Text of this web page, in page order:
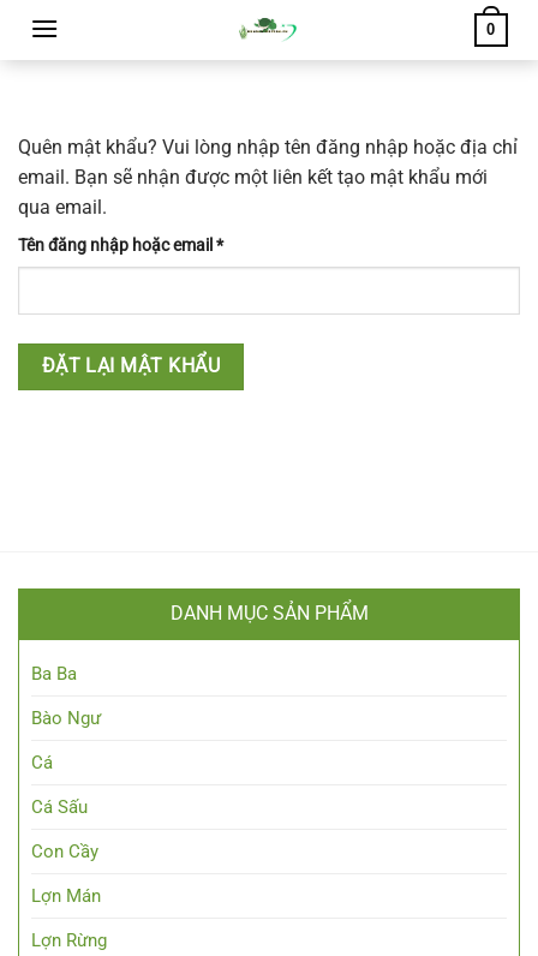
0
Quên mật khẩu? Vui lòng nhập tên đăng nhập hoặc địa chỉ
email. Bạn sẽ nhận được một liên kết tạo mật khẩu mới
qua email.
Tên đăng nhập hoặc email *Bắt
buộc
ĐẶT LẠI MẬT KHẨU
DANH MỤC SẢN PHẨM
Ba Ba
Bào Ngư
Cá
Cá Sấu
Con Cầy
Lợn Mán
Lợn Rừng